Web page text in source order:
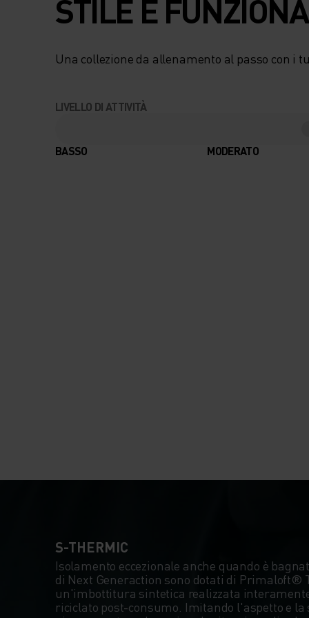
STILE E
Una collezione da allenamento al passo con i
LIVELLO DI ATTIVITÀ
BASSO MODERATO
S-THERMIC
Isolamento eccezionale anche quando è
di Next Generaction sono dotati di
un'imbottitura sintetica realizzata
riciclato post-consumo. Imitando l'aspetto e la